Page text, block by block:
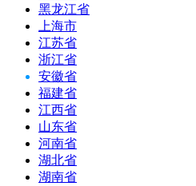
黑龙江省
上海市
江苏省
浙江省
安徽省
福建省
江西省
山东省
河南省
湖北省
湖南省